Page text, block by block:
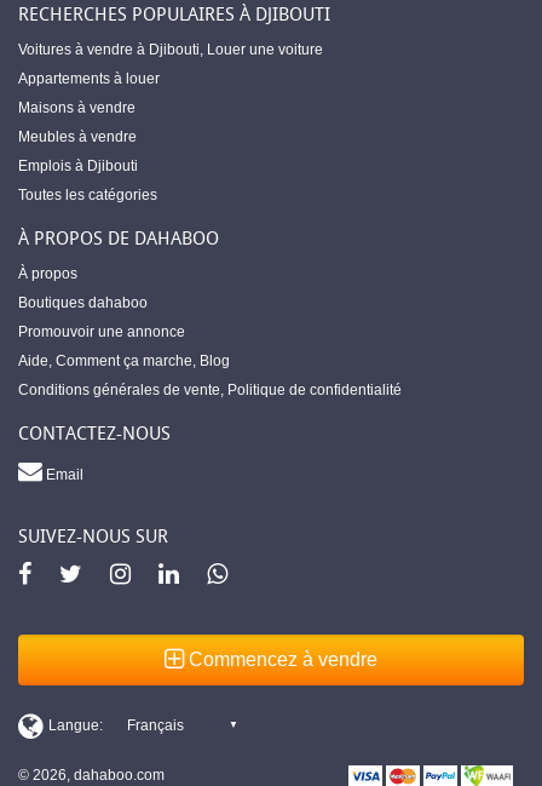
RECHERCHES POPULAIRES À DJIBOUTI
Voitures à vendre à Djibouti, Louer une voiture
Appartements à louer
Maisons à vendre
Meubles à vendre
Emplois à Djibouti
Toutes les catégories
À PROPOS DE DAHABOO
À propos
Boutiques dahaboo
Promouvoir une annonce
Aide, Comment ça marche, Blog
Conditions générales de vente, Politique de confidentialité
CONTACTEZ-NOUS
Email
SUIVEZ-NOUS SUR
Commencez à vendre
© 2026, dahaboo.com